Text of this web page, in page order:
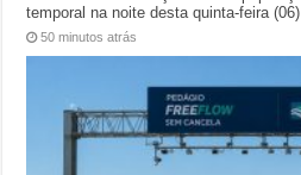
temporal na noite desta quinta-feira (06)
50 minutos atrás